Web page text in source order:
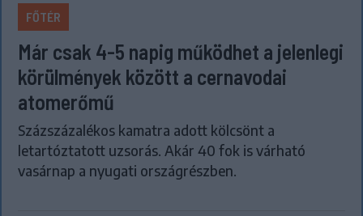
FŐTÉR
Már csak 4-5 napig működhet a jelenlegi
körülmények között a cernavodai
atomerőmű
Százszázalékos kamatra adott kölcsönt a
letartóztatott uzsorás. Akár 40 fok is várható
vasárnap a nyugati országrészben.